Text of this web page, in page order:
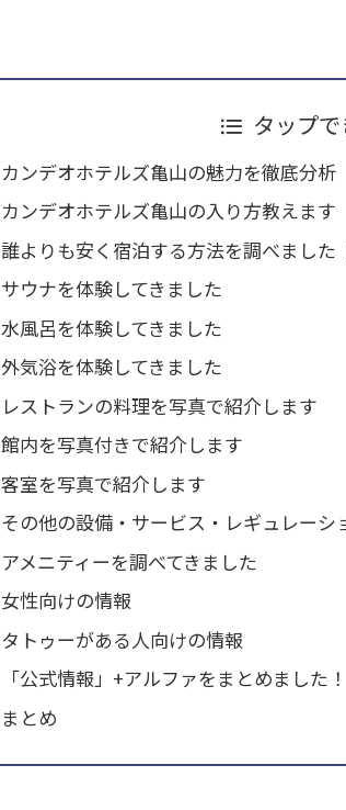
タップ
カンデオホテルズ亀山の魅力を徹底分析
カンデオホテルズ亀山の入り方教えます
誰よりも安く宿泊する方法を調べました
サウナを体験してきました
水風呂を体験してきました
外気浴を体験してきました
レストランの料理を写真で紹介します
館内を写真付きで紹介します
客室を写真で紹介します
その他の設備・サービス・レギュレーシ
アメニティーを調べてきました
女性向けの情報
タトゥーがある人向けの情報
「公式情報」+アルファをまとめました！
まとめ